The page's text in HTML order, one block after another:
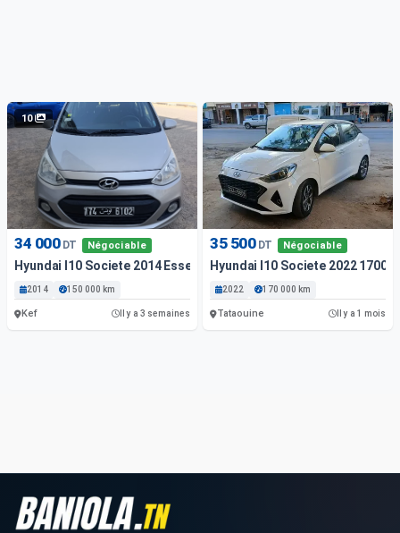
10
34 000 DT Négociable
Hyundai I10 Societe 2014 Essence
2014 150 000 km
Kef Il y a 3 semaines
35 500 DT Négociable
Hyundai I10 Societe 2022 17000
2022 170 000 km
Tataouine Il y a 1 mois